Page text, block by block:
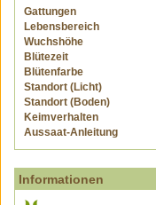
Gattungen
Lebensbereich
Wuchshöhe
Blütezeit
Blütenfarbe
Standort (Licht)
Standort (Boden)
Keimverhalten
Aussaat-Anleitung
Informationen